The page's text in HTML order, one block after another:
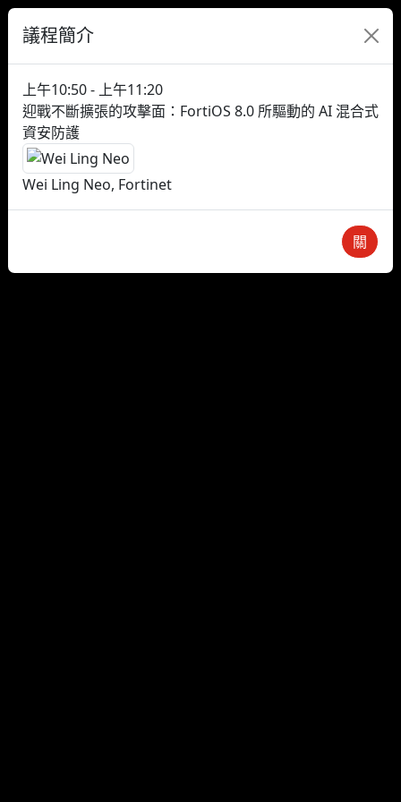
議程簡介
上午10:50 - 上午11:20
迎戰不斷擴張的攻擊面：FortiOS 8.0 所驅動的 AI 混合式
資安防護
Wei Ling Neo, Fortinet
關